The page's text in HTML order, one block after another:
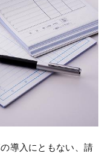
導入にともない、請